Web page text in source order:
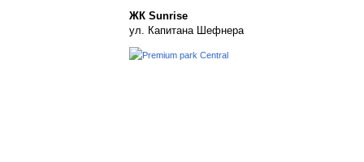
ЖК Sunrise
ул. Капитана Шефнера